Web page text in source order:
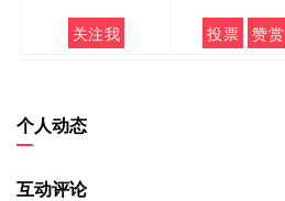
关注我 投票 赞赏
个人动态
互动评论